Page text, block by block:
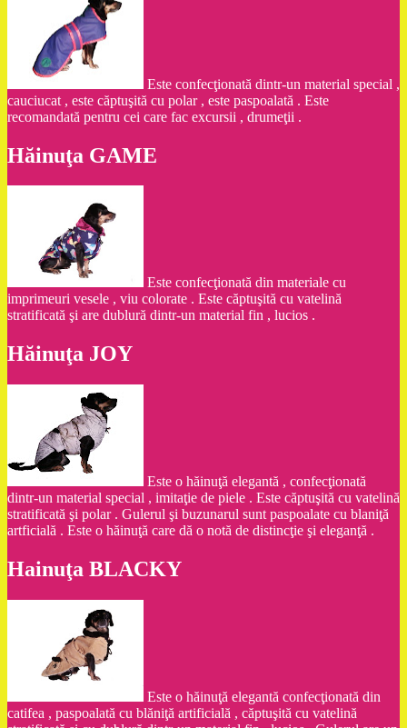
Este confecţionată dintr-un material special ,
cauciucat , este căptuşită cu polar , este paspoalată . Este
recomandată pentru cei care fac excursii , drumeţii .
Hăinuţa GAME
Este confecţionată din materiale cu
imprimeuri vesele , viu colorate . Este căptuşită cu vatelină
stratificată şi are dublură dintr-un material fin , lucios .
Hăinuţa JOY
Este o hăinuţă elegantă , confecţionată
dintr-un material special , imitaţie de piele . Este căptuşită cu vatelină
stratificată şi polar . Gulerul şi buzunarul sunt paspoalate cu blaniţă
artficială . Este o hăinuţă care dă o notă de distincţie şi eleganţă .
Hainuţa BLACKY
Este o hăinuţă elegantă confecţionată din
catifea , paspoalată cu blăniţă artificială , căptuşită cu vatelină